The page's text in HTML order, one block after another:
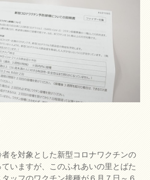
を対象とした新型コロナワクチンの
いますが、このふれあいの里とばた
ッフのワクチン接種が６月７日～６